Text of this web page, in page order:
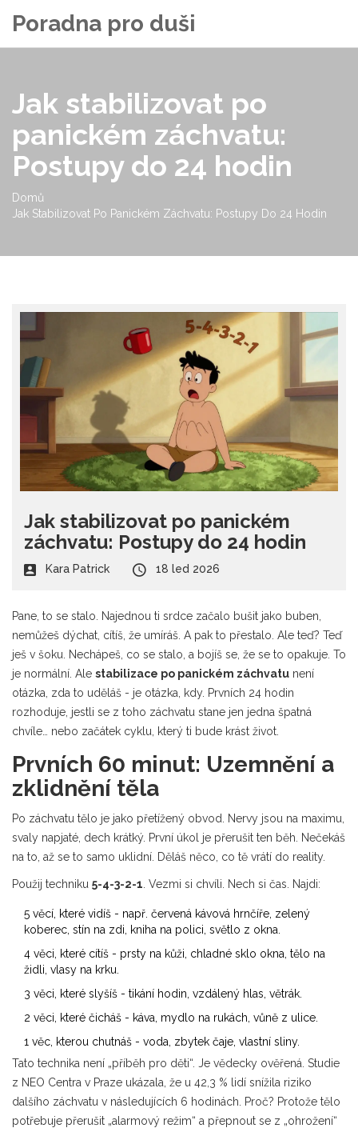
Poradna pro duši
Jak stabilizovat po
panickém záchvatu:
Postupy do 24 hodin
Domů
Jak Stabilizovat Po Panickém Záchvatu: Postupy Do 24 Hodin
Jak stabilizovat po panickém
záchvatu: Postupy do 24 hodin
Kara Patrick 18 led 2026
Pane, to se stalo. Najednou ti srdce začalo bušit jako buben,
nemůžeš dýchat, cítíš, že umíráš. A pak to přestalo. Ale teď? Teď
ješ v šoku. Nechápeš, co se stalo, a bojíš se, že se to opakuje. To
je normální. Ale stabilizace po panickém záchvatu není
otázka, zda to uděláš - je otázka, kdy. Prvních 24 hodin
rozhoduje, jestli se z toho záchvatu stane jen jedna špatná
chvíle… nebo začátek cyklu, který ti bude krást život.
Prvních 60 minut: Uzemnění a
zklidnění těla
Po záchvatu tělo je jako přetížený obvod. Nervy jsou na maximu,
svaly napjaté, dech krátký. První úkol je přerušit ten běh. Nečekáš
na to, až se to samo uklidní. Děláš něco, co tě vrátí do reality.
Použij techniku 5-4-3-2-1 . Vezmi si chvíli. Nech si čas. Najdi:
5 věcí, které vidíš - např. červená kávová hrnčíře, zelený
koberec, stín na zdi, kniha na polici, světlo z okna.
4 věci, které cítíš - prsty na kůži, chladné sklo okna, tělo na
židli, vlasy na krku.
3 věci, které slyšíš - tikání hodin, vzdálený hlas, větrák.
2 věci, které čicháš - káva, mydlo na rukách, vůně z ulice.
1 věc, kterou chutnáš - voda, zbytek čaje, vlastní sliny.
Tato technika není „příběh pro děti“. Je vědecky ověřená. Studie
z NEO Centra v Praze ukázala, že u 42,3 % lidí snížila riziko
dalšího záchvatu v následujících 6 hodinách. Proč? Protože tělo
potřebuje přerušit „alarmový režim“ a přepnout se z „ohrožení“